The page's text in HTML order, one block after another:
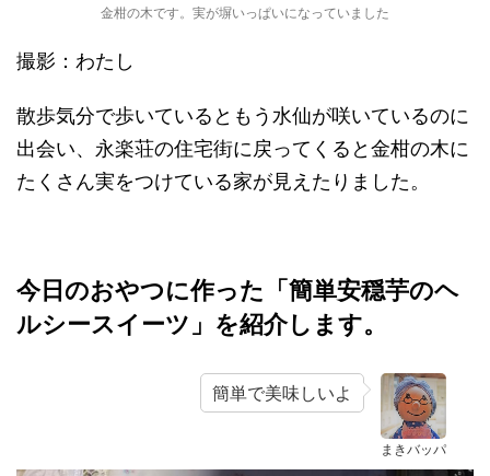
金柑の木です。実が塀いっぱいになっていました
撮影：わたし
散歩気分で歩いているともう水仙が咲いているのに
出会い、永楽荘の住宅街に戻ってくると金柑の木に
たくさん実をつけている家が見えたりました。
今日のおやつに作った「簡単安穏芋のヘ
ルシースイーツ」を紹介します。
まきバッパ
簡単で美味しいよ